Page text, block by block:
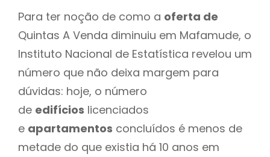
Para ter noção de como a oferta de
Quintas A Venda diminuiu em Mafamude, o
Instituto Nacional de Estatística revelou um
número que não deixa margem para
dúvidas: hoje, o número
de edifícios licenciados
e apartamentos concluídos é menos de
metade do que existia há 10 anos em